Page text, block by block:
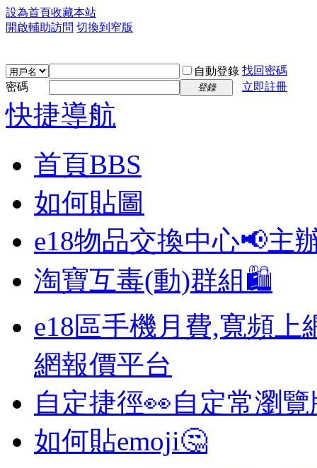
設為首頁收藏本站
開啟輔助訪問 切換到窄版
自動登錄 找回密碼
密碼
登錄 立即註冊
快捷導航
首頁BBS
如何貼圖
e18物品交換中心📢主
淘寶互毒(動)群組🛍️
e18區手機月費,寬頻上
網報價平台
自定捷徑👀自定常瀏
如何貼emoji🤔